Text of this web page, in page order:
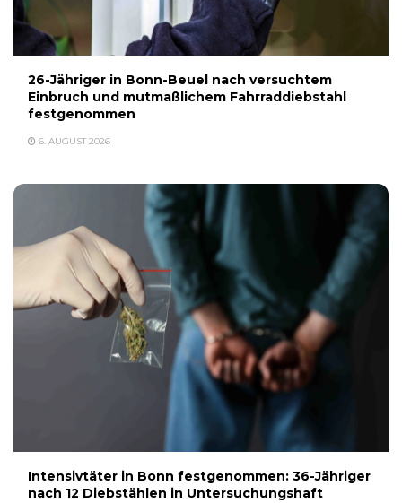
26-Jähriger in Bonn-Beuel nach versuchtem
Einbruch und mutmaßlichem Fahrraddiebstahl
festgenommen
6. AUGUST 2026
Intensivtäter in Bonn festgenommen: 36-Jähriger
nach 12 Diebstählen in Untersuchungshaft